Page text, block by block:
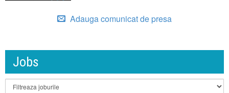
Adauga comunicat de presa
Jobs